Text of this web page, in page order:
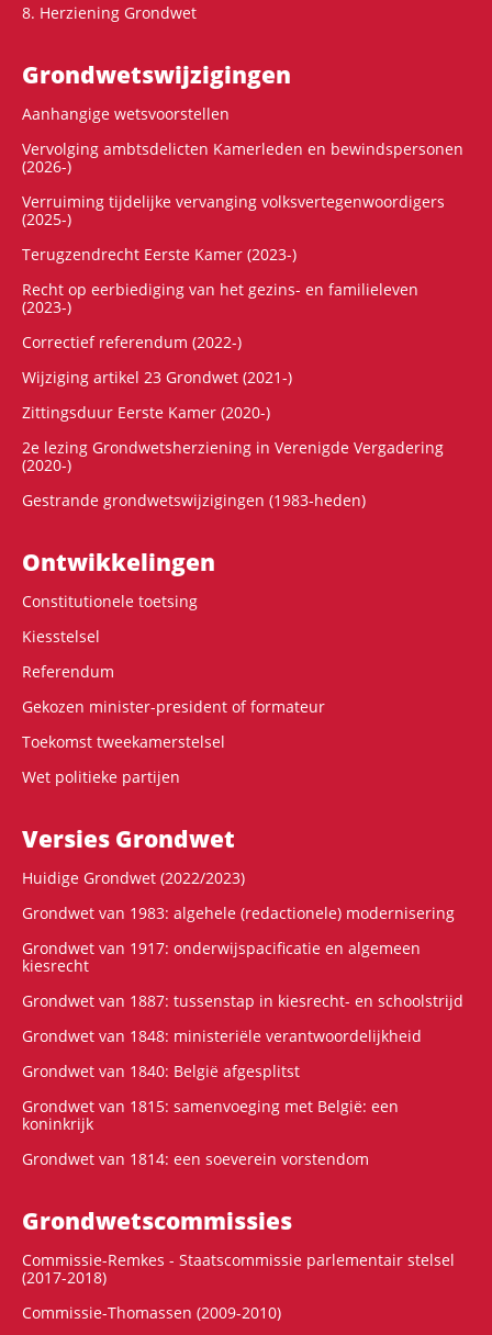
8. Herziening Grondwet
Grondwets­wijzigingen
Aanhangige wetsvoorstellen
Vervolging ambtsdelicten Kamerleden en bewindspersonen
(2026-)
Verruiming tijdelijke vervanging volksvertegenwoordigers
(2025-)
Terugzendrecht Eerste Kamer (2023-)
Recht op eerbiediging van het gezins- en familieleven
(2023-)
Correctief referendum (2022-)
Wijziging artikel 23 Grondwet (2021-)
Zittingsduur Eerste Kamer (2020-)
2e lezing Grondwetsherziening in Verenigde Vergadering
(2020-)
Gestrande grondwetswijzigingen (1983-heden)
Ontwikke­lingen
Constitutionele toetsing
Kiesstelsel
Referendum
Gekozen minister-president of formateur
Toekomst tweekamerstelsel
Wet politieke partijen
Versies Grondwet
Huidige Grondwet (2022/2023)
Grondwet van 1983: algehele (redactionele) modernisering
Grondwet van 1917: onderwijspacificatie en algemeen
kiesrecht
Grondwet van 1887: tussenstap in kiesrecht- en schoolstrijd
Grondwet van 1848: ministeriële verantwoordelijkheid
Grondwet van 1840: België afgesplitst
Grondwet van 1815: samenvoeging met België: een
koninkrijk
Grondwet van 1814: een soeverein vorstendom
Grondwets­commissies
Commissie-Remkes - Staatscommissie parlementair stelsel
(2017-2018)
Commissie-Thomassen (2009-2010)